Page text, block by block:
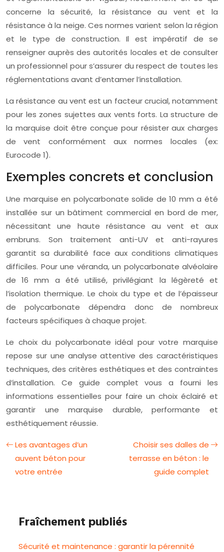
concerne la sécurité, la résistance au vent et la
résistance à la neige. Ces normes varient selon la région
et le type de construction. Il est impératif de se
renseigner auprès des autorités locales et de consulter
un professionnel pour s’assurer du respect de toutes les
réglementations avant d’entamer l’installation.
La résistance au vent est un facteur crucial, notamment
pour les zones sujettes aux vents forts. La structure de
la marquise doit être conçue pour résister aux charges
de vent conformément aux normes locales (ex:
Eurocode 1).
Exemples concrets et conclusion
Une marquise en polycarbonate solide de 10 mm a été
installée sur un bâtiment commercial en bord de mer,
nécessitant une haute résistance au vent et aux
embruns. Son traitement anti-UV et anti-rayures
garantit sa durabilité face aux conditions climatiques
difficiles. Pour une véranda, un polycarbonate alvéolaire
de 16 mm a été utilisé, privilégiant la légèreté et
l’isolation thermique. Le choix du type et de l’épaisseur
de polycarbonate dépendra donc de nombreux
facteurs spécifiques à chaque projet.
Le choix du polycarbonate idéal pour votre marquise
repose sur une analyse attentive des caractéristiques
techniques, des critères esthétiques et des contraintes
d’installation. Ce guide complet vous a fourni les
informations essentielles pour faire un choix éclairé et
garantir une marquise durable, performante et
esthétiquement réussie.
Les avantages d’un
auvent béton pour
votre entrée
Choisir ses dalles de
terrasse en béton : le
guide complet
Fraîchement publiés
Sécurité et maintenance : garantir la pérennité